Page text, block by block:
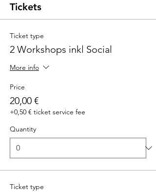
Tickets
Ticket type
2 Workshops inkl Social
More info
Price
20,00 €
+0,50 € ticket service fee
Quantity
Ticket type